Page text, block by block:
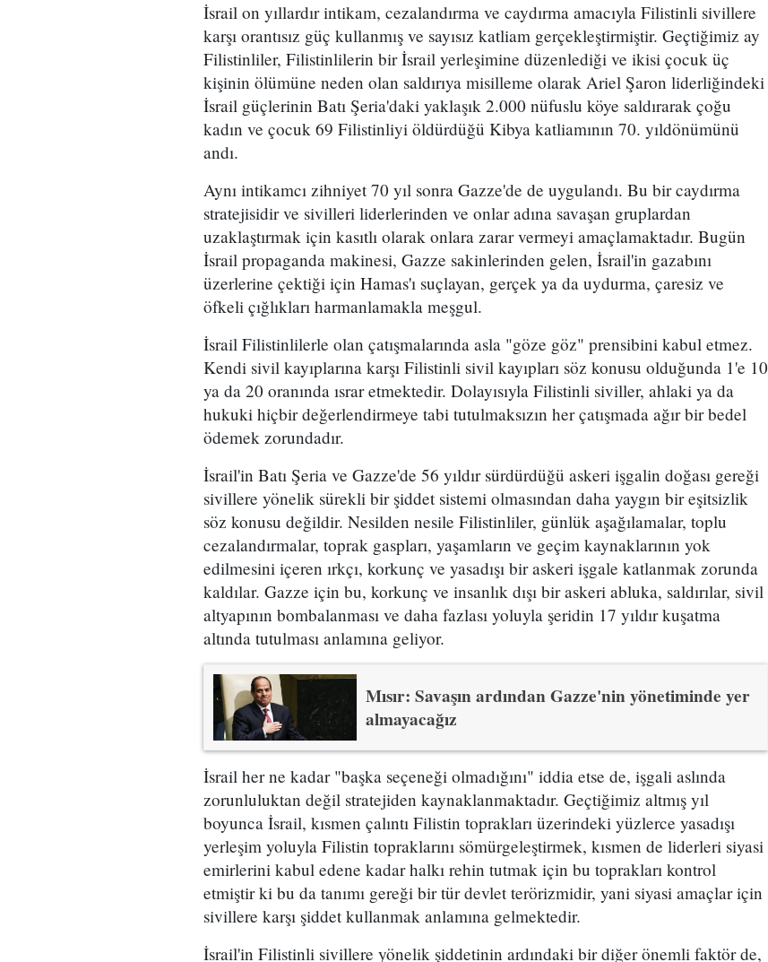
İsrail on yıllardır intikam, cezalandırma ve caydırma amacıyla Filistinli sivillere
karşı orantısız güç kullanmış ve sayısız katliam gerçekleştirmiştir. Geçtiğimiz ay
Filistinliler, Filistinlilerin bir İsrail yerleşimine düzenlediği ve ikisi çocuk üç
kişinin ölümüne neden olan saldırıya misilleme olarak Ariel Şaron liderliğindeki
İsrail güçlerinin Batı Şeria'daki yaklaşık 2.000 nüfuslu köye saldırarak çoğu
kadın ve çocuk 69 Filistinliyi öldürdüğü Kibya katliamının 70. yıldönümünü
andı.
Aynı intikamcı zihniyet 70 yıl sonra Gazze'de de uygulandı. Bu bir caydırma
stratejisidir ve sivilleri liderlerinden ve onlar adına savaşan gruplardan
uzaklaştırmak için kasıtlı olarak onlara zarar vermeyi amaçlamaktadır. Bugün
İsrail propaganda makinesi, Gazze sakinlerinden gelen, İsrail'in gazabını
üzerlerine çektiği için Hamas'ı suçlayan, gerçek ya da uydurma, çaresiz ve
öfkeli çığlıkları harmanlamakla meşgul.
İsrail Filistinlilerle olan çatışmalarında asla "göze göz" prensibini kabul etmez.
Kendi sivil kayıplarına karşı Filistinli sivil kayıpları söz konusu olduğunda 1'e 10
ya da 20 oranında ısrar etmektedir. Dolayısıyla Filistinli siviller, ahlaki ya da
hukuki hiçbir değerlendirmeye tabi tutulmaksızın her çatışmada ağır bir bedel
ödemek zorundadır.
İsrail'in Batı Şeria ve Gazze'de 56 yıldır sürdürdüğü askeri işgalin doğası gereği
sivillere yönelik sürekli bir şiddet sistemi olmasından daha yaygın bir eşitsizlik
söz konusu değildir. Nesilden nesile Filistinliler, günlük aşağılamalar, toplu
cezalandırmalar, toprak gaspları, yaşamların ve geçim kaynaklarının yok
edilmesini içeren ırkçı, korkunç ve yasadışı bir askeri işgale katlanmak zorunda
kaldılar. Gazze için bu, korkunç ve insanlık dışı bir askeri abluka, saldırılar, sivil
altyapının bombalanması ve daha fazlası yoluyla şeridin 17 yıldır kuşatma
altında tutulması anlamına geliyor.
Mısır: Savaşın ardından Gazze'nin yönetiminde yer
almayacağız
İsrail her ne kadar "başka seçeneği olmadığını" iddia etse de, işgali aslında
zorunluluktan değil stratejiden kaynaklanmaktadır. Geçtiğimiz altmış yıl
boyunca İsrail, kısmen çalıntı Filistin toprakları üzerindeki yüzlerce yasadışı
yerleşim yoluyla Filistin topraklarını sömürgeleştirmek, kısmen de liderleri siyasi
emirlerini kabul edene kadar halkı rehin tutmak için bu toprakları kontrol
etmiştir ki bu da tanımı gereği bir tür devlet terörizmidir, yani siyasi amaçlar için
sivillere karşı şiddet kullanmak anlamına gelmektedir.
İsrail'in Filistinli sivillere yönelik şiddetinin ardındaki bir diğer önemli faktör de,